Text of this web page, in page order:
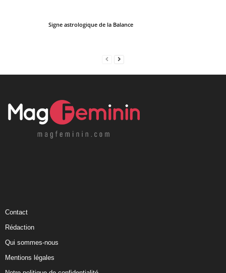
Signe astrologique de la Balance
Contact
Rédaction
Qui sommes-nous
Mentions légales